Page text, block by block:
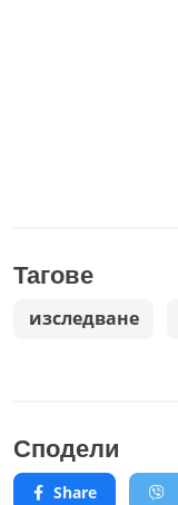
Тагове
изследване
Сподели
Share